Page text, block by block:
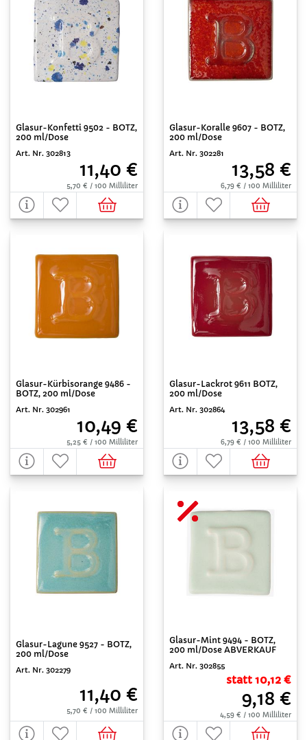
Glasur-Konfetti 9502 - BOTZ,
200 ml/Dose
Art. Nr. 302813
11,40 €
5,70 € / 100 Milliliter
Glasur-Koralle 9607 - BOTZ,
200 ml/Dose
Art. Nr. 302281
13,58 €
6,79 € / 100 Milliliter
Glasur-Kürbisorange 9486 -
BOTZ, 200 ml/Dose
Art. Nr. 302961
10,49 €
5,25 € / 100 Milliliter
Glasur-Lackrot 9611 BOTZ,
200 ml/Dose
Art. Nr. 302864
13,58 €
6,79 € / 100 Milliliter
Glasur-Lagune 9527 - BOTZ,
200 ml/Dose
Art. Nr. 302279
11,40 €
5,70 € / 100 Milliliter
Glasur-Mint 9494 - BOTZ,
200 ml/Dose ABVERKAUF
Art. Nr. 302855
statt 10,12 €
9,18 €
4,59 € / 100 Milliliter